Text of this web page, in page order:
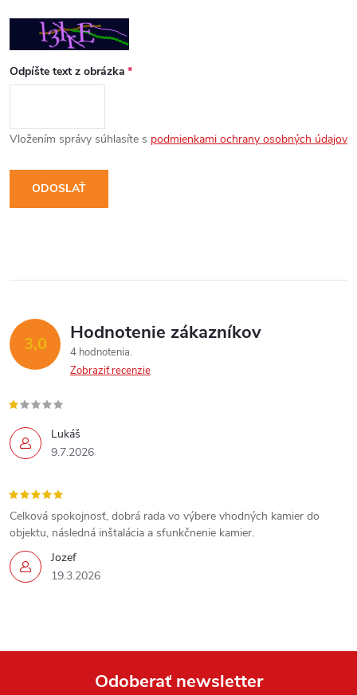
Odpíšte text z obrázka
Vložením správy súhlasíte s podmienkami ochrany osobných údajov
ODOSLAŤ
3,0 Hodnotenie zákazníkov
4 hodnotenia
Zobraziť recenzie
Lukáš
9.7.2026
Jozef
19.3.2026
Celková spokojnosť, dobrá rada vo výbere vhodných kamier do
objektu, následná inštalácia a sfunkčnenie kamier.
Odoberať newsletter